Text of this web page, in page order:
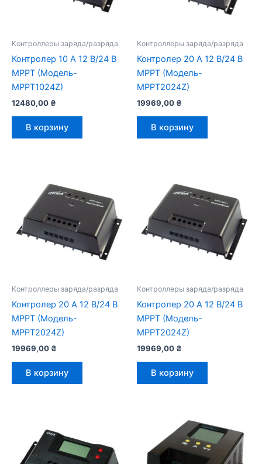
Контроллеры заряда/разряда
Контролер 10 А 12 В/24 В
MPPT (Модель-
MPPT1024Z)
12480,00 ₴
В корзину
Контроллеры заряда/разряда
Контролер 20 А 12 В/24 В
MPPT (Модель-
MPPT2024Z)
19969,00 ₴
В корзину
Контроллеры заряда/разряда
Контролер 20 А 12 В/24 В
MPPT (Модель-
MPPT2024Z)
19969,00 ₴
В корзину
Контроллеры заряда/разряда
Контролер 20 А 12 В/24 В
MPPT (Модель-
MPPT2024Z)
19969,00 ₴
В корзину